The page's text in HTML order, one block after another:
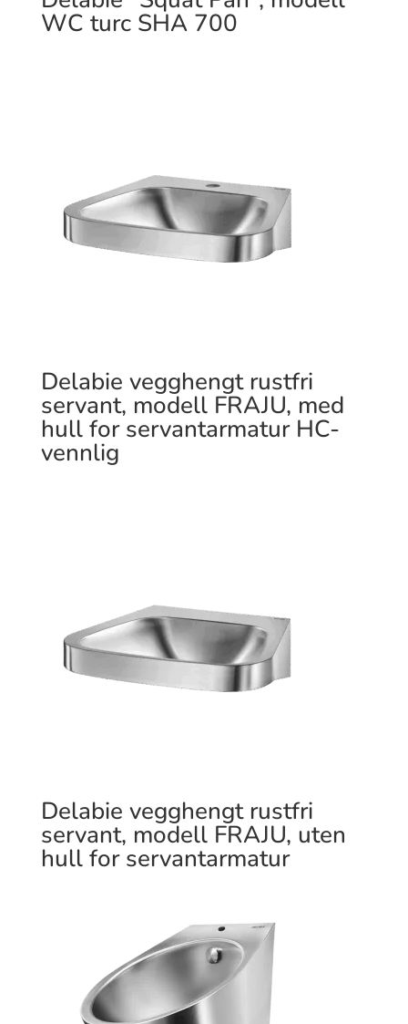
WC turc SHA 700
Delabie vegghengt rustfri
servant, modell FRAJU, med
hull for servantarmatur HC-
vennlig
Delabie vegghengt rustfri
servant, modell FRAJU, uten
hull for servantarmatur